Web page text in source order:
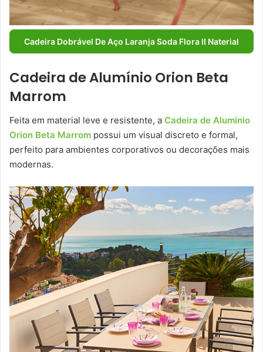
Cadeira Dobrável De Aço Laranja Soda Flora II Naterial
Cadeira de Alumínio Orion Beta
Marrom
Feita em material leve e resistente, a Cadeira de Alumínio
Orion Beta Marrom possui um visual discreto e formal,
perfeito para ambientes corporativos ou decorações mais
modernas.